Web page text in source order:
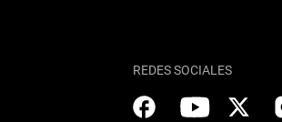
REDES SOCIALES